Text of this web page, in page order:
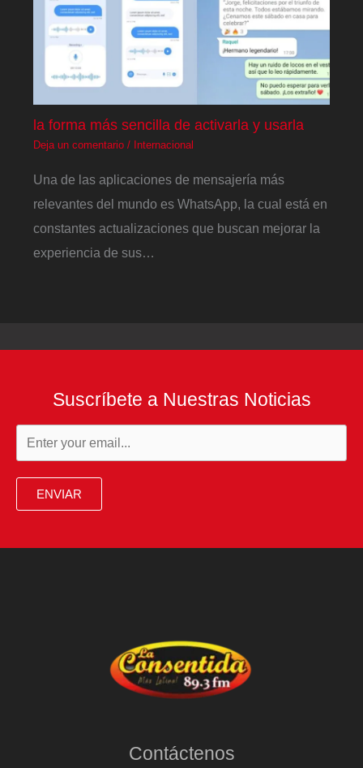
la forma más sencilla de activarla y usarla
Deja un comentario / Internacional
Una de las aplicaciones de mensajería más
relevantes del mundo es WhatsApp, la cual está en
constantes actualizaciones que buscan mejorar la
experiencia de sus…
Suscríbete a Nuestras Noticias
ENVIAR
Contáctenos